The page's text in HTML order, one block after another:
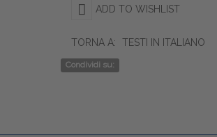
ADD TO WISHLIST
TORNA A: TESTI IN ITALIANO
Condividi su: